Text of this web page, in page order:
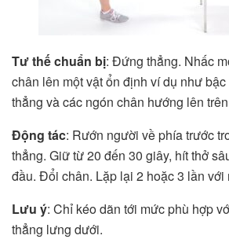
Tư thế chuẩn bị: Đứng thẳng. Nhấc
chân lên một vật ổn định ví dụ như
thẳng và các ngón chân hướng lên
Động tác: Rướn người về phía trước
thẳng. Giữ từ 20 đến 30 giây, hít thở
đầu. Đổi chân. Lặp lại 2 hoặc 3 lần với
Lưu ý: Chỉ kéo dãn tới mức phù hợp
thẳng lưng dưới.